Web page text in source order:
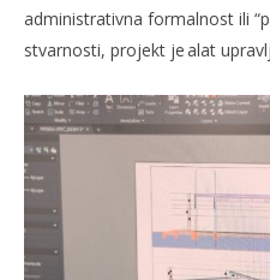
administrativna formalnost ili
stvarnosti, projekt je alat